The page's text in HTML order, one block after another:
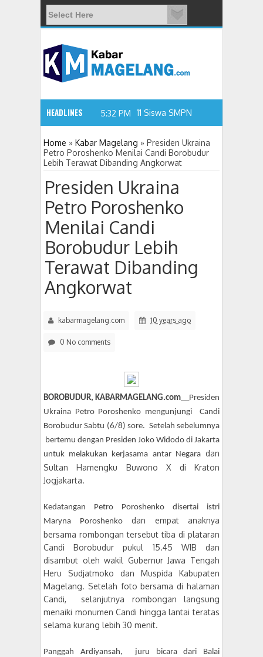
HEADLINES
5:32 PM 11 Siswa SMPN 3 Candimulyo Didug
Home » Kabar Magelang » Presiden Ukraina
Petro Poroshenko Menilai Candi Borobudur
Lebih Terawat Dibanding Angkorwat
Presiden Ukraina
Petro Poroshenko
Menilai Candi
Borobudur Lebih
Terawat Dibanding
Angkorwat
kabarmagelang.com 10 years ago
0 No comments
BOROBUDUR, KABARMAGELANG.com __Presiden
Ukraina Petro Poroshenko mengunjungi Candi
Borobudur Sabtu (6/8) sore. Setelah sebelumnya
bertemu dengan Presiden Joko Widodo di Jakarta
untuk melakukan kerjasama antar Negaradan
Sultan Hamengku Buwono X di Kraton
Jogjakarta.
Kedatangan Petro Poroshenko disertai istri
Maryna Poroshenkodan empat anaknya
bersama rombongan tersebut tiba di plataran
Candi Borobudur pukul 15.45 WIB dan
disambut oleh wakil Gubernur Jawa Tengah
Heru Sudjatmoko dan Muspida Kabupaten
Magelang. Setelah foto bersama di halaman
Candi, selanjutnya rombongan langsung
menaiki monumen Candi hingga lantai teratas
selama kurang lebih 30 menit.
Panggah Ardiyansah, juru bicara dari Balai